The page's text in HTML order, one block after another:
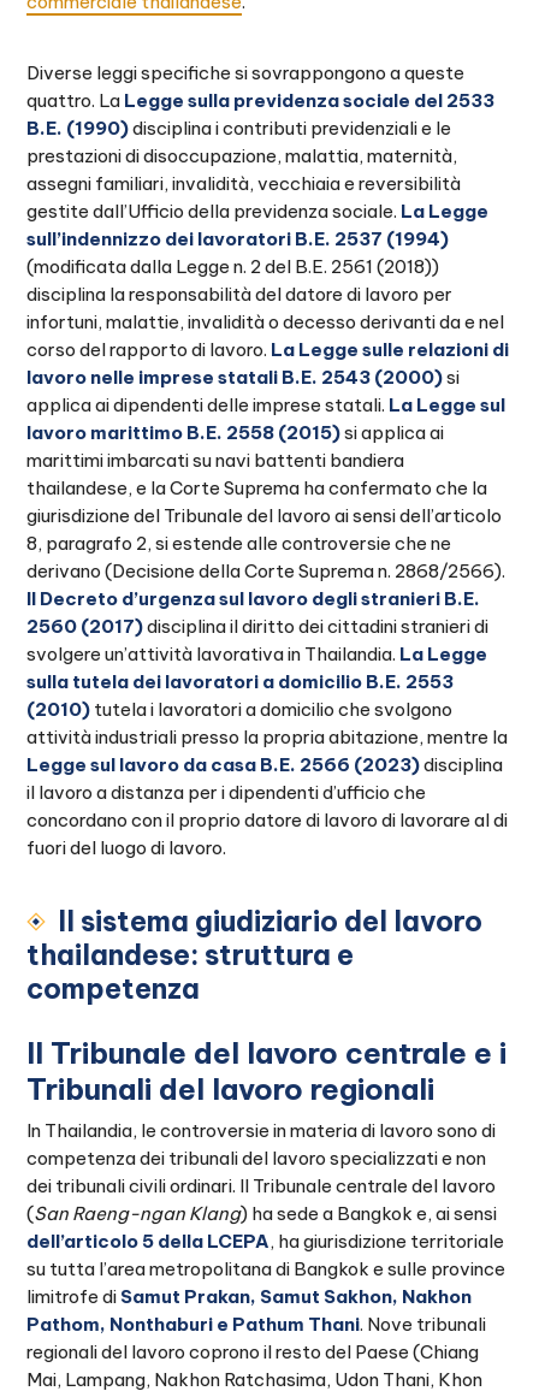
Diverse leggi specifiche si sovrappongono a queste
quattro. La Legge sulla previdenza sociale del 2533
B.E. (1990)disciplina i contributi previdenziali e le
prestazioni di disoccupazione, malattia, maternità,
assegni familiari, invalidità, vecchiaia e reversibilità
gestite dall’Ufficio della previdenza sociale. La Legge
sull’indennizzo dei lavoratori B.E. 2537 (1994)
(modificata dalla Legge n. 2 del B.E. 2561 (2018))
disciplina la responsabilità del datore di lavoro per
infortuni, malattie, invalidità o decesso derivanti da e nel
corso del rapporto di lavoro. La Legge sulle relazioni di
lavoro nelle imprese statali B.E. 2543 (2000)si
applica ai dipendenti delle imprese statali. La Legge sul
lavoro marittimo B.E. 2558 (2015)si applica ai
marittimi imbarcati su navi battenti bandiera
thailandese, e la Corte Suprema ha confermato che la
giurisdizione del Tribunale del lavoro ai sensi dell’articolo
8, paragrafo 2, si estende alle controversie che ne
derivano (Decisione della Corte Suprema n. 2868/2566).
Il Decreto d’urgenza sul lavoro degli stranieri B.E.
2560 (2017)disciplina il diritto dei cittadini stranieri di
svolgere un’attività lavorativa in Thailandia. La Legge
sulla tutela dei lavoratori a domicilio B.E. 2553
(2010) tutela i lavoratori a domicilio che svolgono
attività industriali presso la propria abitazione, mentre la
Legge sul lavoro da casa B.E. 2566 (2023)disciplina
il lavoro a distanza per i dipendenti d’ufficio che
concordano con il proprio datore di lavoro di lavorare al di
fuori del luogo di lavoro.
Il sistema giudiziario del lavoro
thailandese: struttura e
competenza
Il Tribunale del lavoro centrale e i
Tribunali del lavoro regionali
In Thailandia, le controversie in materia di lavoro sono di
competenza dei tribunali del lavoro specializzati e non
dei tribunali civili ordinari. Il Tribunale centrale del lavoro
(San Raeng-ngan Klang) ha sede a Bangkok e, ai sensi
dell’articolo 5 della LCEPA, ha giurisdizione territoriale
su tutta l’area metropolitana di Bangkok e sulle province
limitrofe di Samut Prakan, Samut Sakhon, Nakhon
Pathom, Nonthaburi e Pathum Thani. Nove tribunali
regionali del lavoro coprono il resto del Paese (Chiang
Mai, Lampang, Nakhon Ratchasima, Udon Thani, Khon